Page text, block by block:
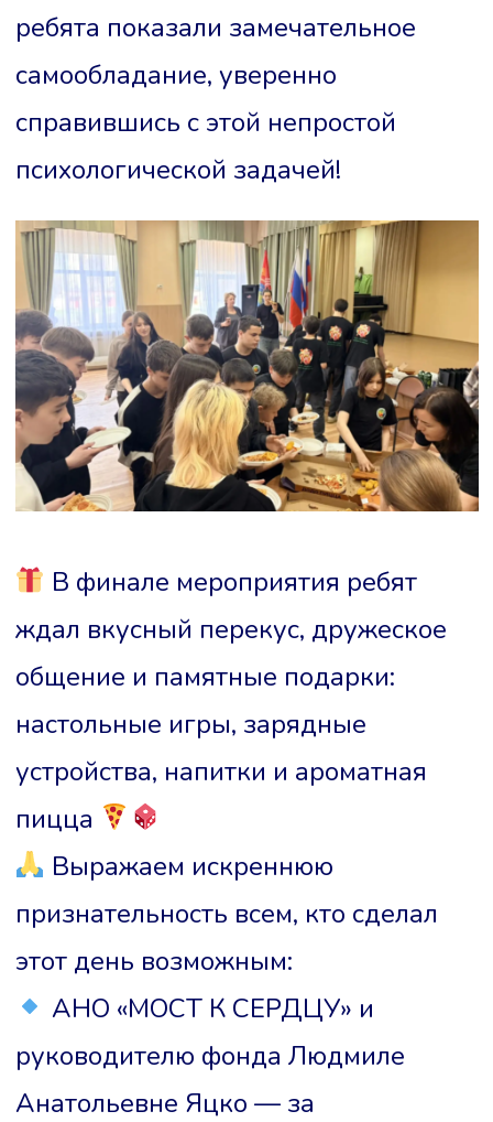
ребята показали замечательное
самообладание, уверенно
справившись с этой непростой
психологической задачей!
В финале мероприятия ребят
ждал вкусный перекус, дружеское
общение и памятные подарки:
настольные игры, зарядные
устройства, напитки и ароматная
пицца
Выражаем искреннюю
признательность всем, кто сделал
этот день возможным:
АНО «МОСТ К СЕРДЦУ» и
руководителю фонда Людмиле
Анатольевне Яцко — за